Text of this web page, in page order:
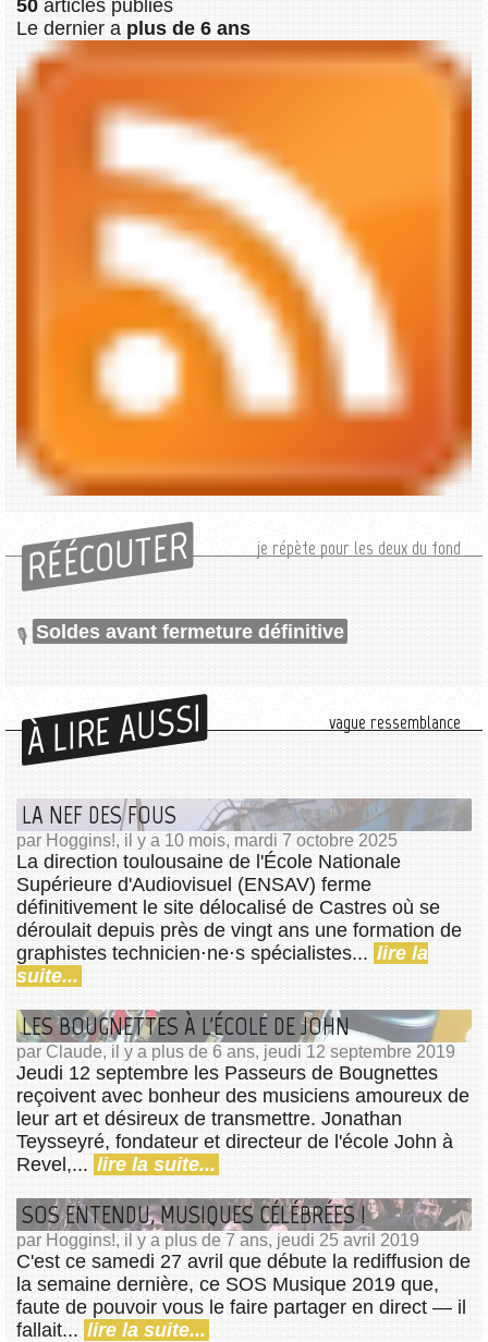
50 articles publiés
Le dernier a plus de 6 ans
RÉÉCOUTER je répète pour les deux du fond
Soldes avant fermeture définitive
À LIRE AUSSI vague ressemblance
LA NEF DES FOUS
par Hoggins!, il y a 10 mois, mardi 7 octobre 2025
La direction toulousaine de l'École Nationale
Supérieure d'Audiovisuel (ENSAV) ferme
définitivement le site délocalisé de Castres où se
déroulait depuis près de vingt ans une formation de
graphistes technicien⋅ne⋅s spécialistes... lire la
suite...
LES BOUGNETTES À L'ÉCOLE DE JOHN
par Claude, il y a plus de 6 ans, jeudi 12 septembre 2019
Jeudi 12 septembre les Passeurs de Bougnettes
reçoivent avec bonheur des musiciens amoureux de
leur art et désireux de transmettre. Jonathan
Teysseyré, fondateur et directeur de l'école John à
Revel,... lire la suite...
SOS ENTENDU, MUSIQUES CÉLÉBRÉES !
par Hoggins!, il y a plus de 7 ans, jeudi 25 avril 2019
C'est ce samedi 27 avril que débute la rediffusion de
la semaine dernière, ce SOS Musique 2019 que,
faute de pouvoir vous le faire partager en direct — il
fallait... lire la suite...